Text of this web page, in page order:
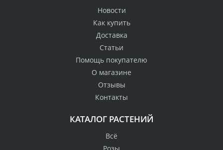
Новости
Как купить
Доставка
Статьи
Помощь покупателю
О магазине
Отзывы
Контакты
КАТАЛОГ РАСТЕНИЙ
Всё